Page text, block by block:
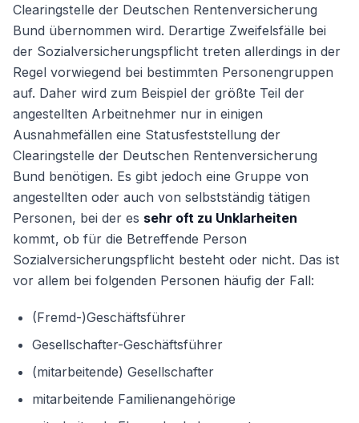
Clearingstelle der Deutschen Rentenversicherung
Bund übernommen wird. Derartige Zweifelsfälle bei
der Sozialversicherungspflicht treten allerdings in der
Regel vorwiegend bei bestimmten Personengruppen
auf. Daher wird zum Beispiel der größte Teil der
angestellten Arbeitnehmer nur in einigen
Ausnahmefällen eine Statusfeststellung der
Clearingstelle der Deutschen Rentenversicherung
Bund benötigen. Es gibt jedoch eine Gruppe von
angestellten oder auch von selbstständig tätigen
Personen, bei der es sehr oft zu Unklarheiten
kommt, ob für die Betreffende Person
Sozialversicherungspflicht besteht oder nicht. Das ist
vor allem bei folgenden Personen häufig der Fall:
(Fremd-)Geschäftsführer
Gesellschafter-Geschäftsführer
(mitarbeitende) Gesellschafter
mitarbeitende Familienangehörige